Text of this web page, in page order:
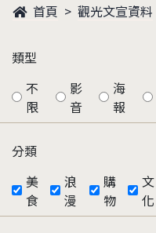
首頁 觀光文宣資料
類型
不
限
影
音
海
報
分類
美
食
浪
漫
購
物
文
化